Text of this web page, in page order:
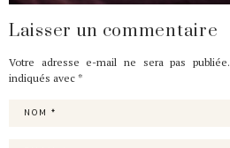
Laisser un commentaire
Votre adresse e-mail ne sera pas publiée.
indiqués avec *